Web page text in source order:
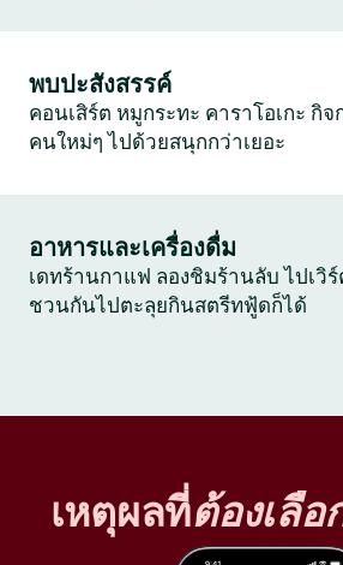
พบปะสังสรรค์
คอนเสิร์ต หมูกระทะ คาราโอเกะ กิ
คนใหม่ๆ ไปด้วยสนุกกว่าเยอะ
อาหารและเครื่องดื่ม
เดทร้านกาแฟ ลองชิมร้านลับ ไปเวิ
ชวนกันไปตะลุยกินสตรีทฟู้ดก็ได้
เหตุผลที่ต้องเลือ